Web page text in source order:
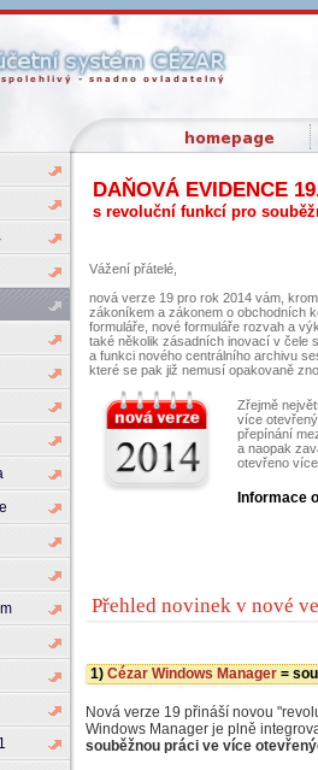
DAŇOVÁ EVIDENCE
s revoluční funkcí pro
Vážení přátelé,
nová verze 19 pro rok 2014 vám,
zákoníkem a zákonem o obchodních
formuláře, nové formuláře rozvah a
také několik zásadních inovací v čele
a funkci nového centrálního archivu
které se pak již nemusí opakovaně
Zřejmě
více
přepínání
a naopak
otevřeno
Informace
Přehled novinek v nové
1) Cézar Windows Manager =
Nová verze 19 přináší novou
Windows Manager je plně
souběžnou práci ve více